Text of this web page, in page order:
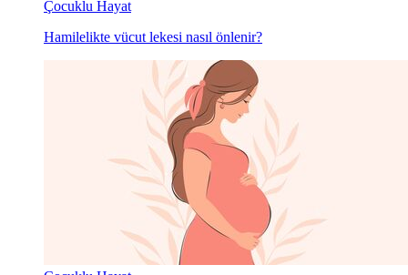
Çocuklu Hayat
Hamilelikte vücut lekesi nasıl önlenir?